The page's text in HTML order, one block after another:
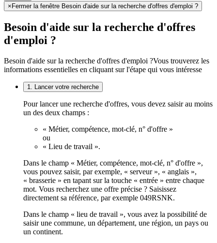
× Fermer la fenêtre Besoin d'aide sur la recherche d'offres d'emploi ?
Besoin d'aide sur la recherche d'offres
d'emploi ?
Besoin d'aide sur la recherche d'offres d'emploi ?Vous trouverez les
informations essentielles en cliquant sur l'étape qui vous intéresse
1. Lancer votre recherche
Pour lancer une recherche d'offres, vous devez saisir au moins
un des deux champs :
« Métier, compétence, mot-clé, n° d'offre »
ou
« Lieu de travail ».
Dans le champ « Métier, compétence, mot-clé, n° d'offre »,
vous pouvez saisir, par exemple, « serveur », « anglais »,
« brasserie » en tapant sur la touche « entrée » entre chaque
mot. Vous recherchez une offre précise ? Saisissez
directement sa référence, par exemple 049RSNK.
Dans le champ « lieu de travail », vous avez la possibilité de
saisir une commune, un département, une région, un pays ou
un continent.